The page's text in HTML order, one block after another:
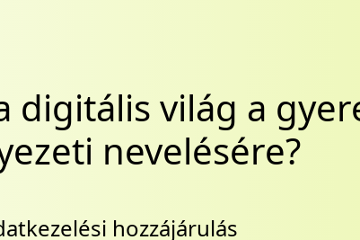
digitális világ a
nevelésére?
hozzájárulás